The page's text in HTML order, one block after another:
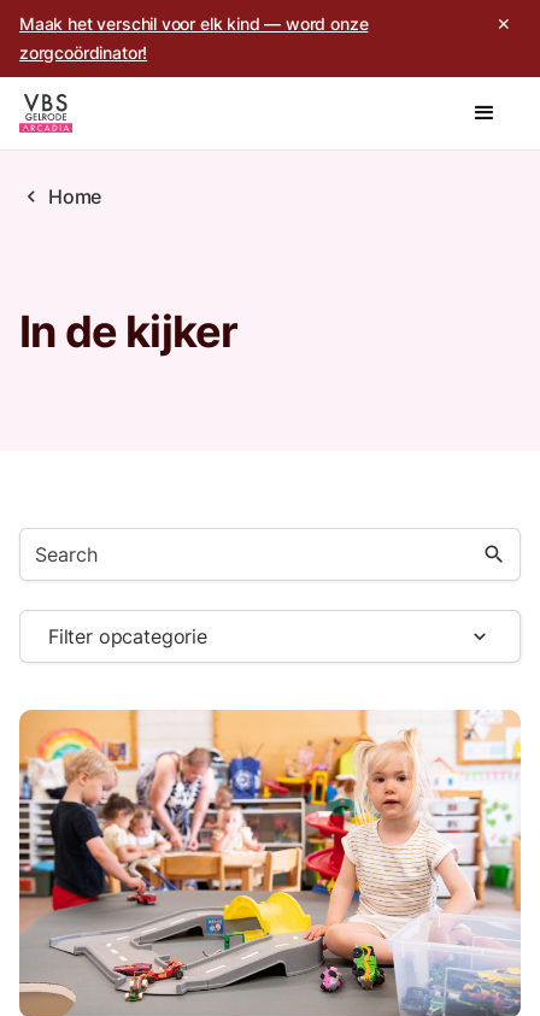
Maak het verschil voor elk kind — word onze
zorgcoördinator!
✕
chevron_left Home
In de kijker
search
Filter opcategorie expand_more